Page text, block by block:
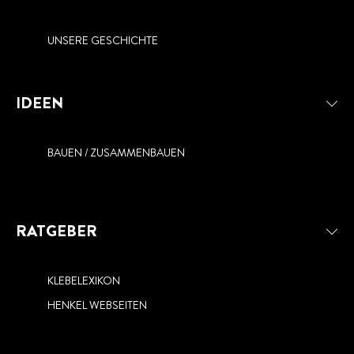
UNSERE GESCHICHTE
IDEEN
BAUEN / ZUSAMMENBAUEN
RATGEBER
KLEBELEXIKON
HENKEL WEBSEITEN